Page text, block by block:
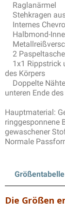
Raglanärmel
Stehkragen
Internes
Halbmond-
2
1x1 Rippstrick
des Körpers
Doppelte
unteren Ende
Hauptmaterial:
ringgesponnene
gewaschener
Normale
Größentabelle
Die Größen